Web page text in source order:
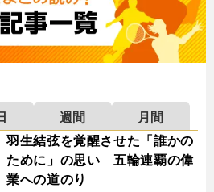
週間
月間
羽生結弦を覚醒させた「誰かの
ために」の思い 五輪連覇の偉
業への道のり